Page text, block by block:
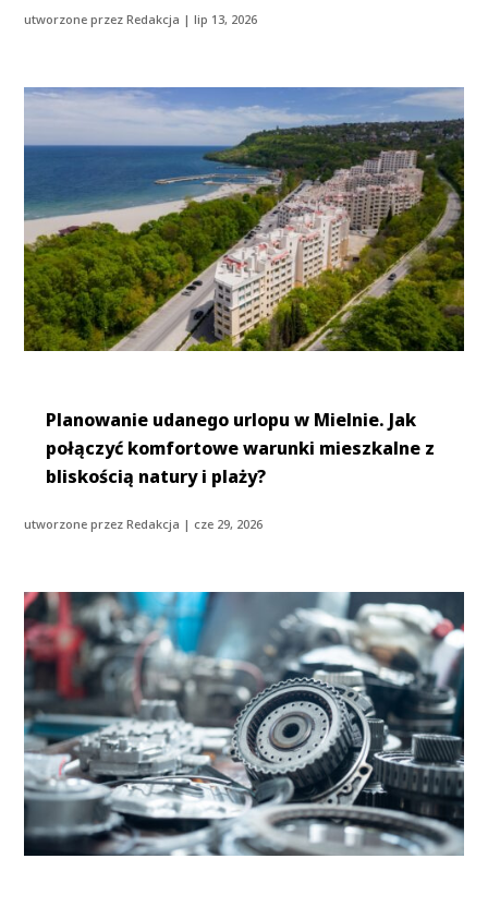
utworzone przezRedakcja |lip 13, 2026
Planowanie udanego urlopu w Mielnie. Jak
połączyć komfortowe warunki mieszkalne z
bliskością natury i plaży?
utworzone przezRedakcja | cze 29, 2026